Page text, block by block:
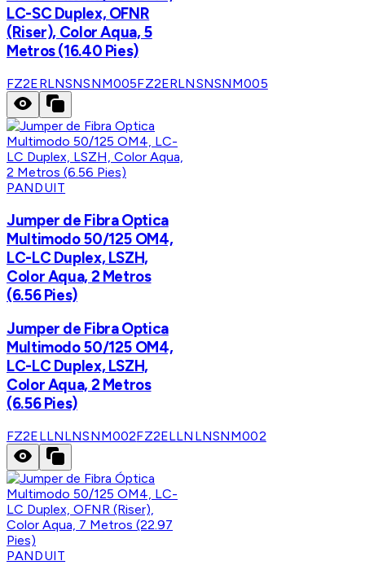
LC-SC Duplex, OFNR
(Riser), Color Aqua, 5
Metros (16.40 Pies)
FZ2ERLNSNSNM005FZ2ERLNSNSNM005
PANDUIT
Jumper de Fibra Optica
Multimodo 50/125 OM4,
LC-LC Duplex, LSZH,
Color Aqua, 2 Metros
(6.56 Pies)
Jumper de Fibra Optica
Multimodo 50/125 OM4,
LC-LC Duplex, LSZH,
Color Aqua, 2 Metros
(6.56 Pies)
FZ2ELLNLNSNM002FZ2ELLNLNSNM002
PANDUIT